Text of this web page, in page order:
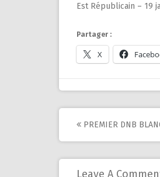
Est Républicain – 19
Partager :
X
Post
PREMIER DNB
Leave A